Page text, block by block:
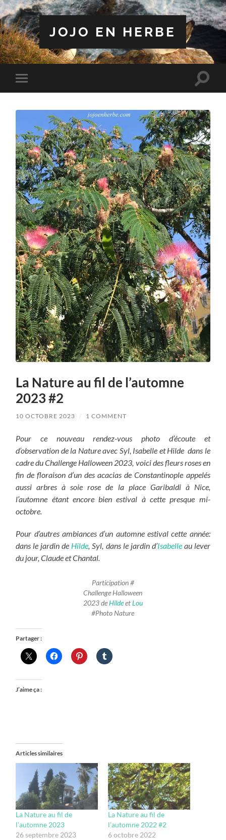
JOJO EN HERBE
Toggle
mobile
Toggle
La Nature au fil de l’automne
2023 #2
10 OCTOBRE 2023 / 1 COMMENT
Pour ce nouveau rendez-vous photo d’écoute et
d’observation de la Nature avec Syl, Isabelle et Hilde dans le
cadre du Challenge Halloween 2023, voici des fleurs roses en
fin de floraison d’un des acacias de Constantinople appelés
aussi arbres à soie rose de la place Garibaldi à Nice,
l’automne étant encore bien estival à cette presque mi-
octobre.
Pour d’autres ambiances d’un automne estival cette année:
dans le jardin de Hilde , Syl, dans le jardin d’Isabelleau lever
du jour, Claude et Chantal.
Participation #
Challenge Halloween
2023 deHildeetLou
#Photo Nature
Partager :
J’aime ça :
Articles similaires
La Nature au fil de
l’automne 2023
26 septembre 2023
La Nature au fil de
l’automne 2022 #2
6 octobre 2022